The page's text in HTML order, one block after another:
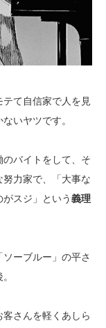
て自信家で人を見
いヤツです。
バイトをして、そ
力家で、「大事な
スジ」という義理
ーブルー」の平さ
さんを軽くあしら